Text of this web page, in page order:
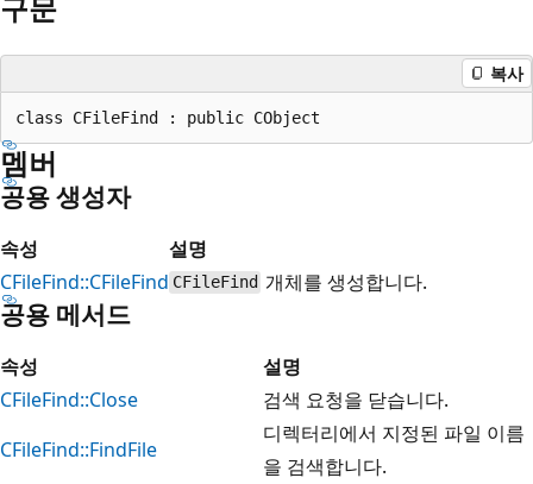
복사
멤버
공용 생성자
속성
설명
CFileFind::CFileFind CFileFind 개체를 생성합니다.
공용 메서드
속성
설명
CFileFind::Close
검색 요청을 닫습니다.
CFileFind::FindFile
디렉터리에서 지정된 파일 이름
을 검색합니다.